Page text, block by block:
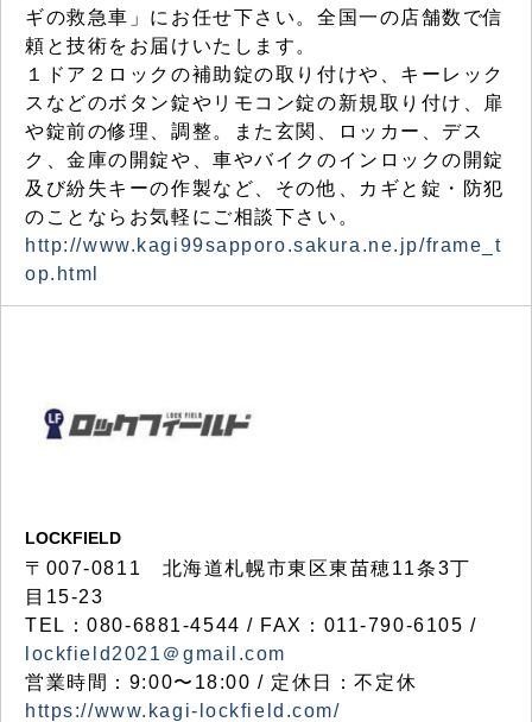
ギの救急車」にお任せ下さい。全国一の店舗数で信
頼と技術をお届けいたします。
１ドア２ロックの補助錠の取り付けや、キーレック
スなどのボタン錠やリモコン錠の新規取り付け、扉
や錠前の修理、調整。また玄関、ロッカー、デス
ク、金庫の開錠や、車やバイクのインロックの開錠
及び紛失キーの作製など、その他、カギと錠・防犯
のことならお気軽にご相談下さい。
http://www.kagi99sapporo.sakura.ne.jp/frame_t
op.html
LOCKFIELD
〒007-0811 北海道札幌市東区東苗穂11条3丁
目15-23
TEL：080-6881-4544 / FAX：011-790-6105 /
lockfield2021＠gmail.com
営業時間：9:00〜18:00 / 定休日：不定休
https://www.kagi-lockfield.com/